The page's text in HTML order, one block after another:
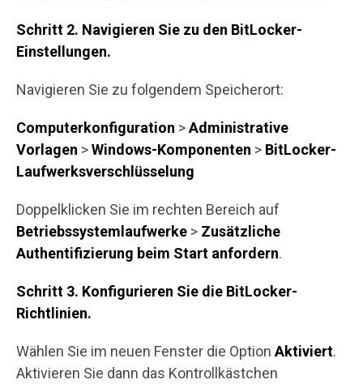
Schritt 2. Navigieren Sie zu den BitLocker-
Einstellungen.
Navigieren Sie zu folgendem Speicherort:
Computerkonfiguration >Administrative
Vorlagen >Windows-Komponenten > BitLocker-
Laufwerksverschlüsselung
Doppelklicken Sie im rechten Bereich auf
Betriebssystemlaufwerke > Zusätzliche
Authentifizierung beim Start anfordern.
Schritt 3. Konfigurieren Sie die BitLocker-
Richtlinien.
Wählen Sie im neuen Fenster die OptionAktiviert.
Aktivieren Sie dann das Kontrollkästchen